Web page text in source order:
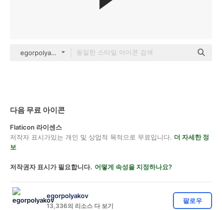
egorpolyakov Others
다음 무료 아이콘
Flaticon 라이센스
저작자 표시가있는 개인 및 상업적 목적으로 무료입니다. 더 자세한 정
보
저작권자 표시가 필요합니다. 어떻게 속성을 지정하나요?
egorpolyakov
13,336의 리소스 다 보기
팔로우